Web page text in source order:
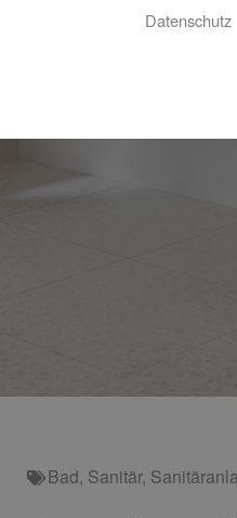
Bad, Sanitär,
Datenschutz